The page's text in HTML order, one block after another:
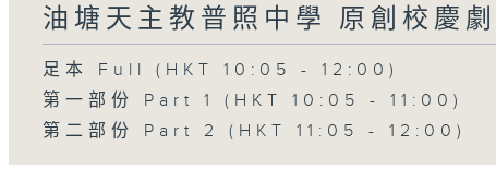
油塘天主教普照中學 原創校慶
足本 Full (HKT 10:05 - 12:00)
第一部份 Part 1 (HKT 10:05 - 11:00)
第二部份 Part 2 (HKT 11:05 - 12:00)